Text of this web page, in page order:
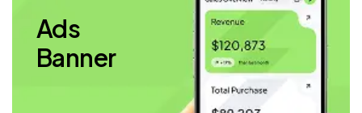
Ads
Banner